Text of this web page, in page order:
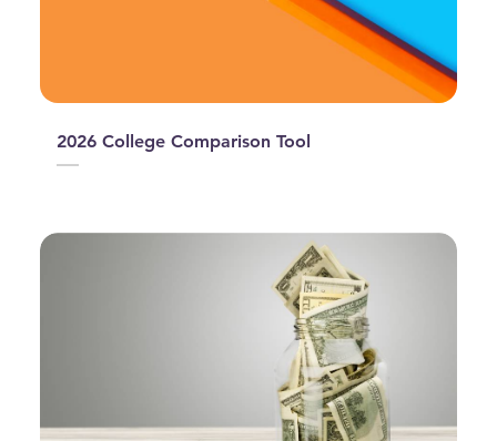
2026 College Comparison Tool